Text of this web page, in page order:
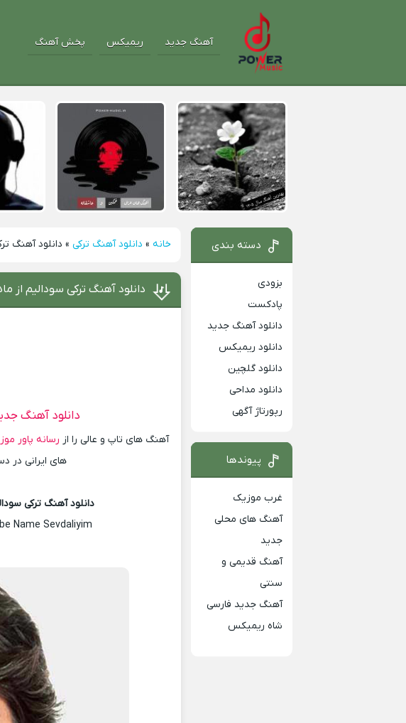
آهنگ جدید ریمیکس پخش آهنگ
خانه » دانلود آهنگ ترکی » دانلود آهنگ
دانلود آهنگ ترکی سودالیم از
دانلود آهنگ
آهنگ های تاپ و عالی را از رسانه پاور
های ایرانی در
دانلود آهنگ ترکی
Name Sevdaliyim
دسته بندی
بزودی
پادکست
دانلود آهنگ جدید
دانلود ریمیکس
دانلود گلچین
دانلود مداحی
رپورتاژ آگهی
پیوندها
غرب موزیک
آهنگ های محلی
جدید
آهنگ قدیمی و
سنتی
آهنگ جدید فارسی
شاه ریمیکس